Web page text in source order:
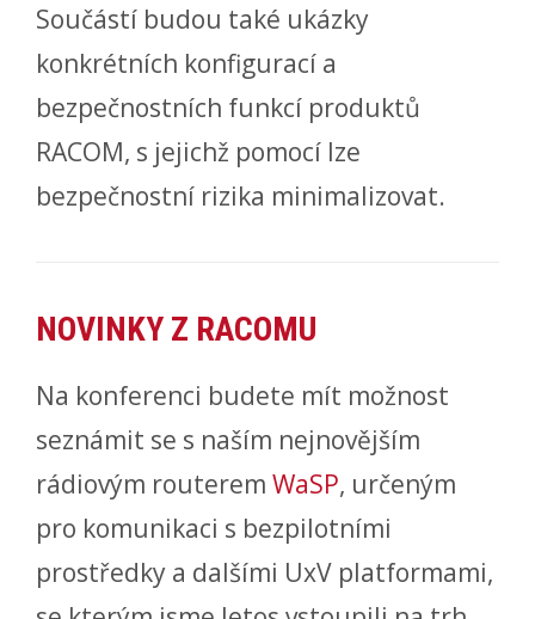
Součástí budou také ukázky
konkrétních konfigurací a
bezpečnostních funkcí produktů
RACOM, s jejichž pomocí lze
bezpečnostní rizika minimalizovat.
NOVINKY Z RACOMU
Na konferenci budete mít možnost
seznámit se s naším nejnovějším
rádiovým routerem WaSP, určeným
pro komunikaci s bezpilotními
prostředky a dalšími UxV platformami,